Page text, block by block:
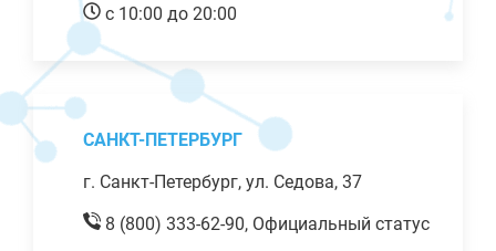
с 10:00 до 20:00
САНКТ-ПЕТЕРБУРГ
г. Санкт-Петербург, ул. Седова, 37
8 (800) 333-62-90, Официальный статус